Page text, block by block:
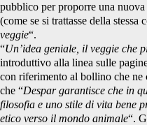
pubblico per proporre una
(come se si trattasse della stessa
veggie“.
“Un’idea geniale, il veggie che
introduttivo alla linea sulle
con riferimento al bollino che
che “Despar garantisce che in
filosofia e uno stile di vita bene
etico verso il mondo animale“.